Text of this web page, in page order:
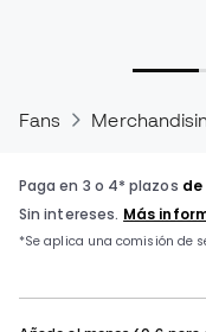
Fans